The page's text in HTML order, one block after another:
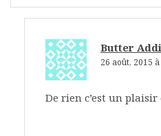
Butter
26 août, 2015
De rien c’est un